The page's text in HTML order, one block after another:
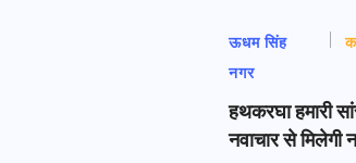
ऊधम सिंह
नगर
हथकरघा हमारी
नवाचार से मिलेगी